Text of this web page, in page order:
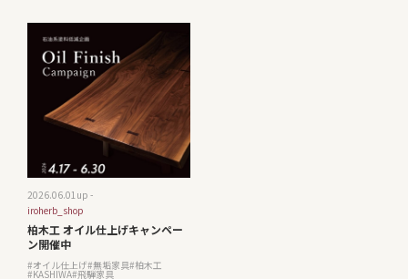
柏木工 オイル仕上げキャンペー
ン開催中
2026.06.01up -
iroherb_shop
オイル仕上げ 無垢家具 柏木工
KASHIWA 飛騨家具